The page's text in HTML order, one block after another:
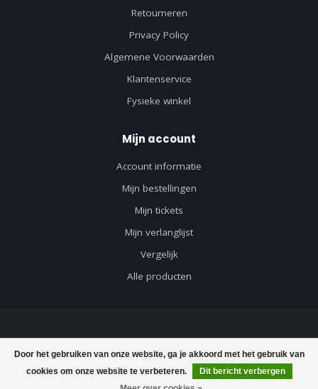
Door het gebruiken van onze website, ga je akkoord met het gebruik van
cookies om onze website te verbeteren.
Dit bericht verbergen
Retourneren
Privacy Policy
Algemene Voorwaarden
Klantenservice
Fysieke winkel
Mijn account
Account informatie
Mijn bestellingen
Mijn tickets
Mijn verlanglijst
Vergelijk
Alle producten
© Copyright 2026 Axeswar Design - Powered byLightspeed-Lightspeed
design byDyvelopment